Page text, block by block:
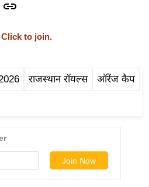
Click to join.
राजस्थान रॉयल्स ऑरेंज कैप